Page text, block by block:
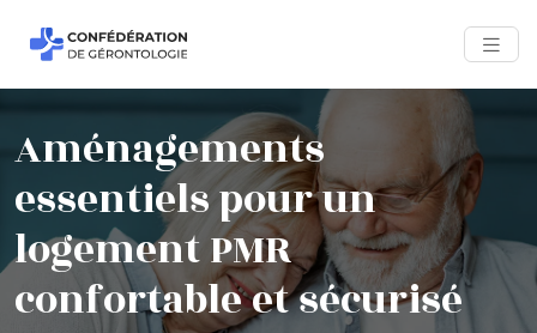
Aménagements
essentiels pour un
logement PMR
confortable et sécurisé